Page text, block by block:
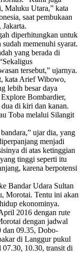
Maluku Utara,” kata
saat pembukaan
diperhitungkan untuk
sudah memenuhi syarat.
yang berada di
tersebut,” ujarnya.
kata Arief Wibowo,
lebih besar daya
Bombardier,
di kiri dan kanan.
Toba melalui Silangit
ujar dia, yang
menjadi
di atas ketinggian
tinggi seperti itu
karena berpotensi
Bandar Udara Sultan
Morotai. Tentu ini akan
ekonominya.
2016 dengan rute
dengan jadwal
dan 09.35, Dobo-
di Langgur pukul
10.30, transit di